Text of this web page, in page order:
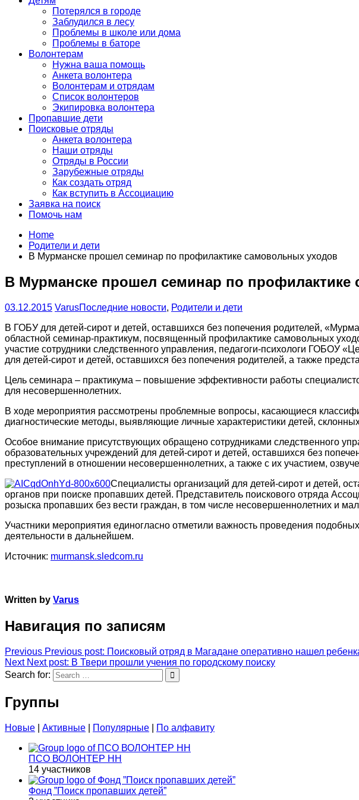
Потерялся в городе
Заблудился в лесу
Проблемы в школе или дома
Проблемы в баторе
Волонтерам
Нужна ваша помощь
Анкета волонтера
Волонтерам и отрядам
Список волонтеров
Экипировка волонтера
Пропавшие дети
Поисковые отряды
Анкета волонтера
Наши отряды
Отряды в России
Зарубежные отряды
Как создать отряд
Как вступить в Ассоциацию
Заявка на поиск
Помочь нам
Home
Родители и дети
В Мурманске прошел семинар по профилактике самовольных уходов
В Мурманске прошел семинар по профилактике
03.12.2015 VarusПоследние новости, Родители и дети
В ГОБУ для детей-сирот и детей, оставшихся без попечения родителей,
областной семинар-практикум, посвященный профилактике самовольных
участие сотрудники следственного управления, педагоги-психологи ГОБОУ
для детей-сирот и детей, оставшихся без попечения родителей, а также
Цель семинара – практикума – повышение эффективности работы
для несовершеннолетних.
В ходе мероприятия рассмотрены проблемные вопросы, касающиеся
диагностические методы, выявляющие личные характеристики детей,
Особое внимание присутствующих обращено сотрудниками следственного
образовательных учреждений для детей-сирот и детей, оставшихся без
преступлений в отношении несовершеннолетних, а также с их участием,
Специалисты организаций для детей-сирот и детей,
органов при поиске пропавших детей. Представитель поискового отряда
розыска пропавших без вести граждан, в том числе несовершеннолетних и
Участники мероприятия единогласно отметили важность проведения
деятельности в дальнейшем.
Источник: murmansk.sledcom.ru
Written by Varus
Навигация по записям
Previous Previous post: Поисковый отряд в Магадане оперативно нашел
Next Next post: В Твери прошли учения по городскому поиску
Search for:
Группы
Новые Активные Популярные По алфавиту
ПСО ВОЛОНТЕР НН
14 участников
Фонд ”Поиск пропавших детей”